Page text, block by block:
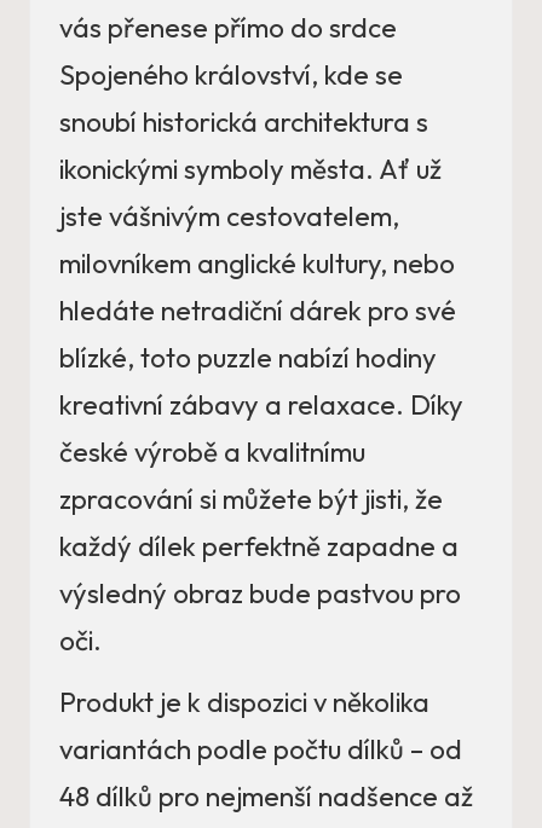
vás přenese přímo do srdce
Spojeného království, kde se
snoubí historická architektura s
ikonickými symboly města. Ať už
jste vášnivým cestovatelem,
milovníkem anglické kultury, nebo
hledáte netradiční dárek pro své
blízké, toto puzzle nabízí hodiny
kreativní zábavy a relaxace. Díky
české výrobě a kvalitnímu
zpracování si můžete být jisti, že
každý dílek perfektně zapadne a
výsledný obraz bude pastvou pro
oči.
Produkt je k dispozici v několika
variantách podle počtu dílků – od
48 dílků pro nejmenší nadšence až